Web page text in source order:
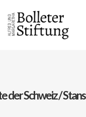
der Schweiz / Stans